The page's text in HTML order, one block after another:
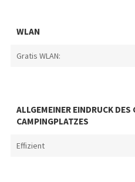
WLAN
Gratis WLAN:
ALLGEMEINER EINDRUCK DES
CAMPINGPLATZES
Effizient